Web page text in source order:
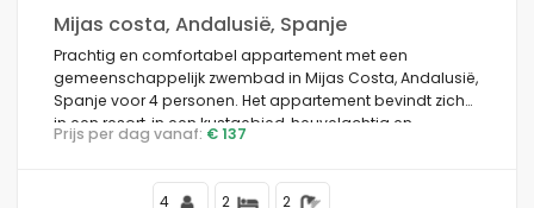
Mijas costa, Andalusië, Spanje
Prachtig en comfortabel appartement met een
gemeenschappelijk zwembad in Mijas Costa, Andalusië,
Spanje voor 4 personen. Het appartement bevindt zich
in een resort, in een kustgebied, heuvelachtig en
residentieel, 4 km van het strand Playa de Calahonda en
Prijs per dag vanaf: € 137
4 2 2